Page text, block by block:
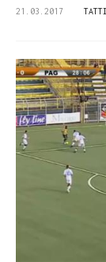
21.03.2017